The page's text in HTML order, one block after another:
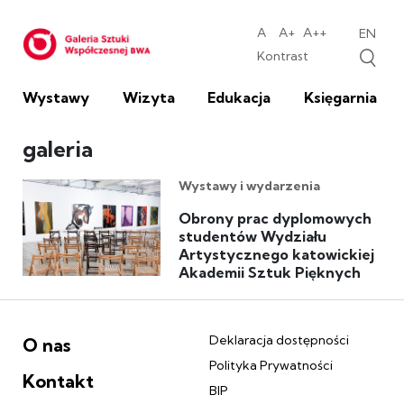
Galeria
A A+ A++
Kontrast
Zwiększ
EN
Wystawy Wizyta Edukacja Księgarnia
galeria
Wystawy i wydarzenia
Obrony prac dyplomowych
studentów Wydziału
Artystycznego katowickiej
Akademii Sztuk Pięknych
O nas
Kontakt
Deklaracja dostępności
Polityka Prywatności
BIP